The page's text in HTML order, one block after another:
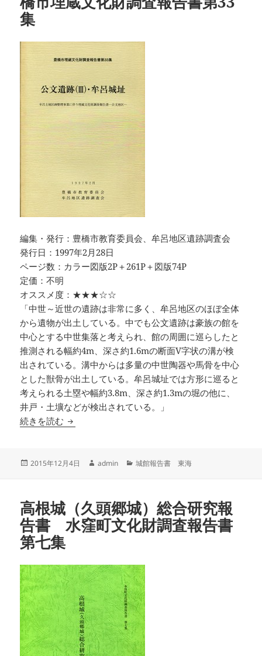
集
編集・発行：豊橋市教育委員会、牟呂地区遺跡調査会
発行日：1997年2月28日
ページ数：カラー図版2P＋261P＋図版74P
定価：不明
オススメ度：★★★☆☆
「中世～近世の遺跡は非常に多く、牟呂地区のほぼ全体
から遺物が出土している。中でも公文遺跡は豪族の館を
中心とする中世集落と考えられ、館の周囲に巡らしたと
推測される幅約4m、深さ約1.6mの断面V字状の溝が検
出されている。溝中からは多量の中世陶器や馬骨を中心
とした獣骨が出土している。牟呂城址では方形に巡ると
考えられる土塁や幅約3.8m、深さ約1.3mの堀の他に、
井戸・土壙などが検出されている。」
続きを読む 公文遺跡（Ⅲ）・牟呂城址 豊橋市埋蔵文化財調
投
2015年12月4日
作
admin
カ
ー
城館報告書 東海
高根城（久頭郷城）総合研究報
告書 水窪町文化財調査報告書
第七集